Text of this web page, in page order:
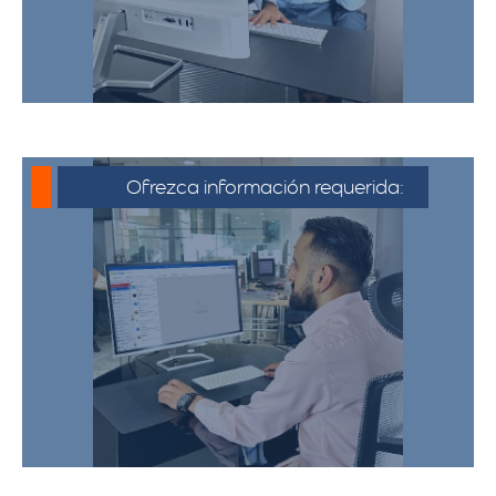
Ofrezca información requerida:
Debe proporcionar información detallada
sobre la mudanza, incluyendo la dirección
de origen y destino, el tipo y cantidad de
pertenencias.​